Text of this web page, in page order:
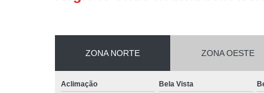
ZONA NORTE ZONA OESTE
Aclimação Bela Vista